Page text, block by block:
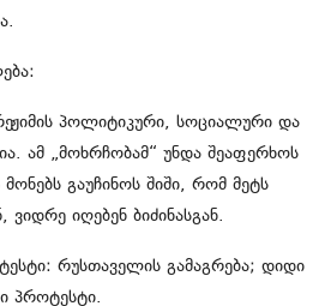
პოლიტიკური, სოციალური და
ამ „მოხრჩობამ“ უნდა შეაფერხოს
გაუჩინოს შიში, რომ მეტს
ვიდრე იღებენ ბიძინასგან.
რუსთაველის გამაგრება; დიდი
პროტესტი.